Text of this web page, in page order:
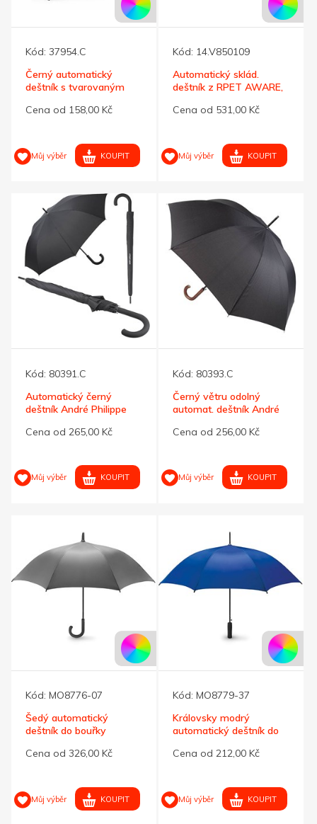
Kód: 37954.C
Černý automatický
deštník s tvarovaným
Cena od 158,00 Kč
Můj výběr KOUPIT
Kód: 14.V850109
Automatický sklád.
deštník z RPET AWARE,
Cena od 531,00 Kč
Můj výběr KOUPIT
Kód: 80391.C
Automatický černý
deštník André Philippe
Cena od 265,00 Kč
Můj výběr KOUPIT
Kód: 80393.C
Černý větru odolný
automat. deštník André
Cena od 256,00 Kč
Můj výběr KOUPIT
Kód: MO8776-07
Šedý automatický
deštník do bouřky
Cena od 326,00 Kč
Můj výběr KOUPIT
Kód: MO8779-37
Královsky modrý
automatický deštník do
Cena od 212,00 Kč
Můj výběr KOUPIT